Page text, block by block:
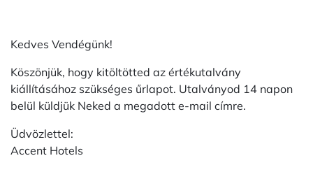
Kedves Vendégünk!
Köszönjük, hogy kitöltötted az értékutalvány
kiállításához szükséges űrlapot. Utalványod 14 napon
belül küldjük Neked a megadott e-mail címre.
Üdvözlettel:
Accent Hotels